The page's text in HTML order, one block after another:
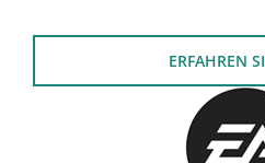
ERFAHREN